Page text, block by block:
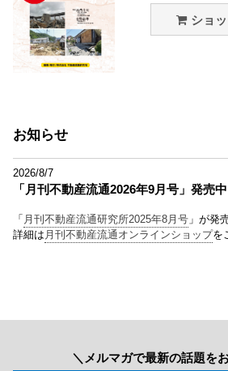
ショッ
お知らせ
2026/8/7
「月刊不動産流通2026年9月号」発売中
「 月刊不動産流通研究所2025年8月号 」が発
詳細は 月刊不動産流通オンラインショップを
＼メルマガで最新の話題を